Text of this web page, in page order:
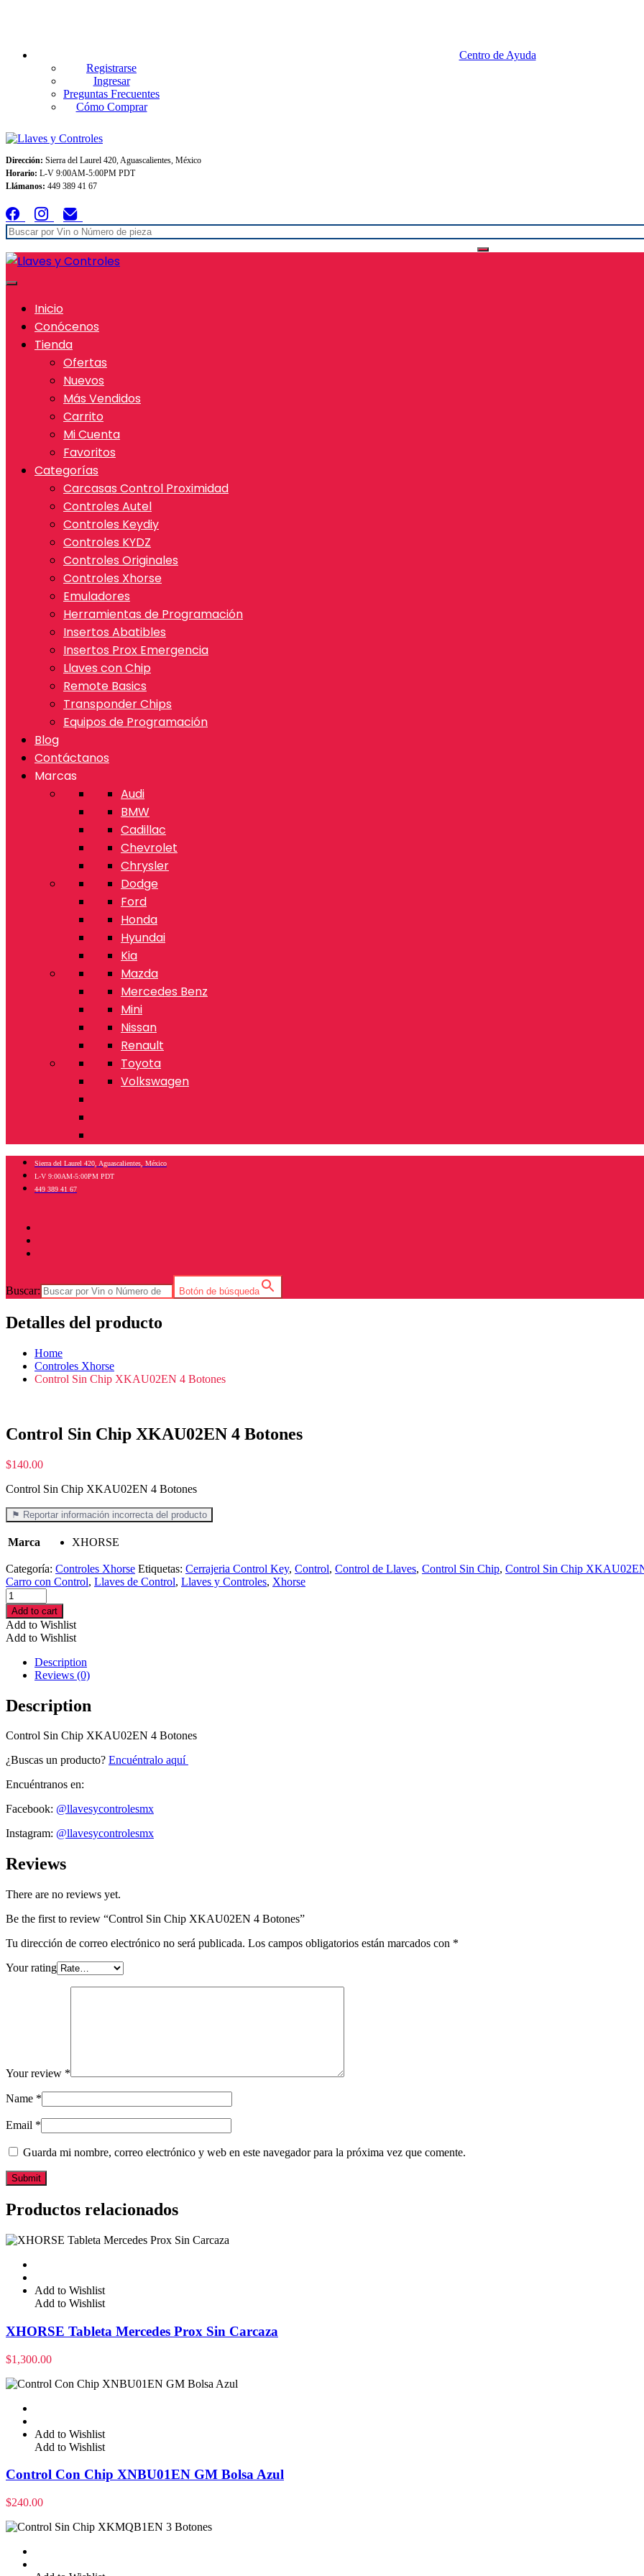
Centro de Ayuda
Registrarse
Ingresar
Preguntas Frecuentes
Cómo Comprar
Dirección: Sierra del Laurel 420, Aguascalientes, México
Horario: L-V 9:00AM-5:00PM PDT
Llámanos: 449 389 41 67
Inicio
Conócenos
Tienda
Ofertas
Nuevos
Más Vendidos
Carrito
Mi Cuenta
Favoritos
Categorías
Carcasas Control Proximidad
Controles Autel
Controles Keydiy
Controles KYDZ
Controles Originales
Controles Xhorse
Emuladores
Herramientas de Programación
Insertos Abatibles
Insertos Prox Emergencia
Llaves con Chip
Remote Basics
Transponder Chips
Equipos de Programación
Blog
Contáctanos
Marcas
Audi
BMW
Cadillac
Chevrolet
Chrysler
Dodge
Ford
Honda
Hyundai
Kia
Mazda
Mercedes Benz
Mini
Nissan
Renault
Toyota
Volkswagen
Sierra del Laurel 420, Aguascalientes, México
L-V 9:00AM-5:00PM PDT
449 389 41 67
Buscar: Botón de búsqueda
Detalles del producto
Home
Controles Xhorse
Control Sin Chip XKAU02EN 4 Botones
Control Sin Chip XKAU02EN 4 Botones
$140.00
Control Sin Chip XKAU02EN 4 Botones
⚑ Reportar información incorrecta del producto
Marca XHORSE
Categoría: Controles Xhorse Etiquetas: Cerrajeria Control Key, Control, Control de Llaves, Control Sin Chip, Control Sin Chip
Carro con Control, Llaves de Control, Llaves y Controles, Xhorse
Control
Sin
Chip
XKAU02EN
4
Botones
cantidad
Add to cart
Add to Wishlist
Add to Wishlist
Description
Reviews (0)
Description
Control Sin Chip XKAU02EN 4 Botones
¿Buscas un producto? Encuéntralo aquí
Encuéntranos en:
Facebook: @llavesycontrolesmx
Instagram: @llavesycontrolesmx
Reviews
There are no reviews yet.
Be the first to review “Control Sin Chip XKAU02EN 4 Botones”
Tu dirección de correo electrónico no será publicada. Los campos obligatorios están marcados con *
Your rating
Your review *
Name *
Email *
Guarda mi nombre, correo electrónico y web en este navegador para la próxima vez que comente.
Productos relacionados
Add to Wishlist
Add to Wishlist
XHORSE Tableta Mercedes Prox Sin Carcaza
$1,300.00
Add to Wishlist
Add to Wishlist
Control Con Chip XNBU01EN GM Bolsa Azul
$240.00